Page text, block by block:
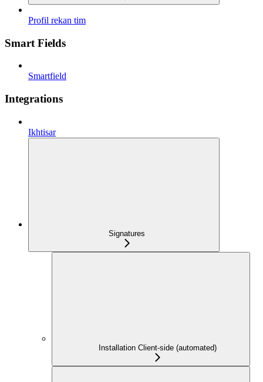
Profil rekan tim
Smart Fields
Smartfield
Integrations
Ikhtisar
Signatures
Installation Client-side (automated)